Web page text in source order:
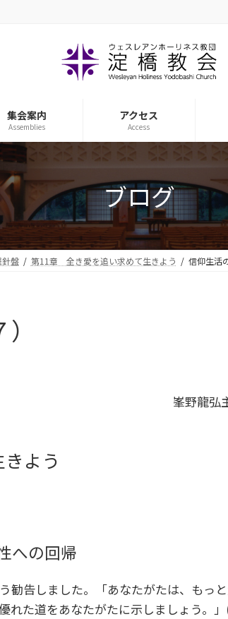
集会案内
Assemblies
アクセス
Access
ブログ
盤 第11章 全き愛を追い求めて生きよう 信仰生活
峯野龍弘
よう
への回帰
勧告しました。「あなたがたは、もっ
れた道をあなたがたに示しましょう。